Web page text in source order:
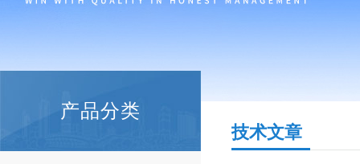
产品分类
技术文章